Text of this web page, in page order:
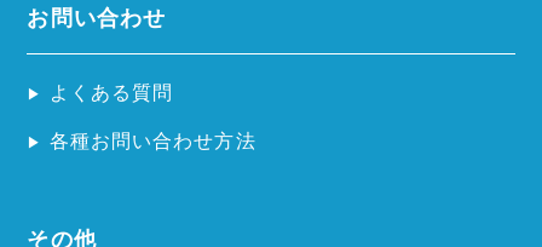
お問い合わせ
よくある質問
各種お問い合わせ方法
その他